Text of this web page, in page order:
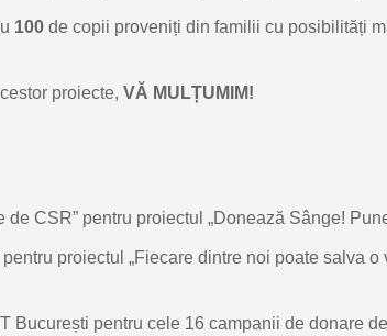
100 de copii proveniți din familii cu posibilități
proiecte, VĂ MULȚUMIM!
CSR” pentru proiectul „Donează Sânge!
proiectul „Fiecare dintre noi poate salva
București pentru cele 16 campanii de donare